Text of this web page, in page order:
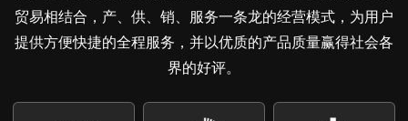
贸易相结合，产、供、销、服务一条龙的经营模式，为用户
提供方便快捷的全程服务，并以优质的产品质量赢得社会各
界的好评。